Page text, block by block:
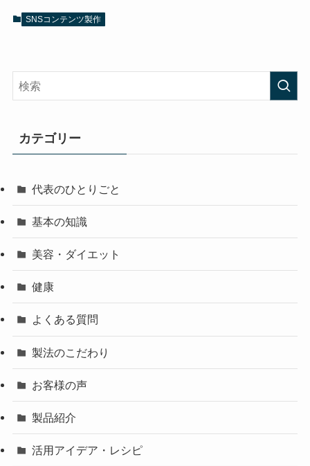
SNSコンテンツ製作
カテゴリー
代表のひとりごと
基本の知識
美容・ダイエット
健康
よくある質問
製法のこだわり
お客様の声
製品紹介
活用アイデア・レシピ